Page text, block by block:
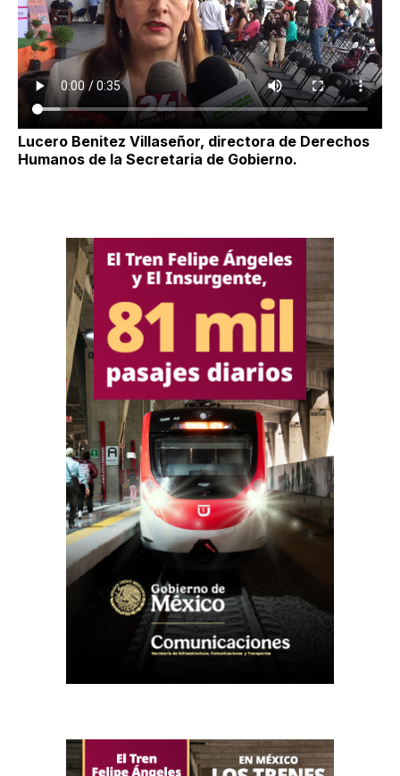
Lucero Benitez Villaseñor, directora de Derechos
Humanos de la Secretaria de Gobierno.